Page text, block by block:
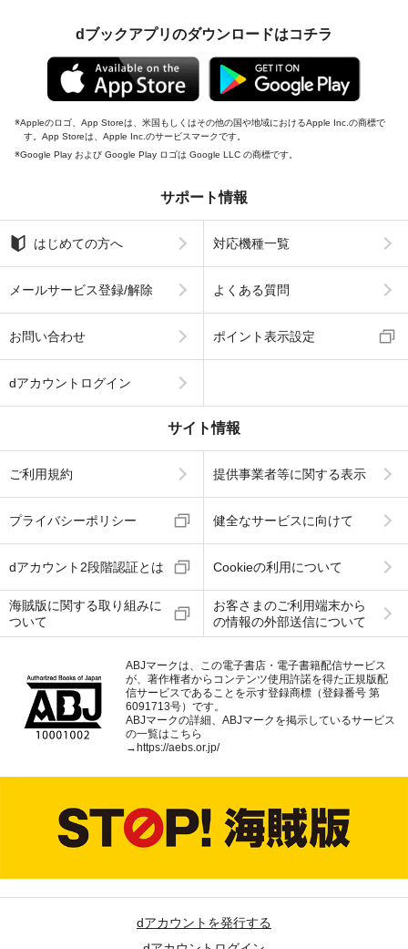
dブックアプリのダウンロードはコチラ
Appleのロゴ、App Storeは、米国もしくはその他の国や地域におけるApple Inc.の商標で
す。App Storeは、Apple Inc.のサービスマークです。
Google Play および Google Play ロゴは Google LLC の商標です。
サポート情報
はじめての方へ 対応機種一覧
メールサービス登録/解除 よくある質問
お問い合わせ ポイント表示設定
dアカウントログイン
サイト情報
ご利用規約 提供事業者等に関する表示
プライバシーポリシー 健全なサービスに向けて
dアカウント2段階認証とは Cookieの利用について
海賊版に関する取り組みに
ついて
お客さまのご利用端末から
の情報の外部送信について
ABJマークは、この電子書店・電子書籍配信サービス
が、著作権者からコンテンツ使用許諾を得た正規版配
信サービスであることを示す登録商標（登録番号 第
6091713号）です。
ABJマークの詳細、ABJマークを掲示しているサービス
の一覧はこちら
→ https://aebs.or.jp/
dアカウントを発行する